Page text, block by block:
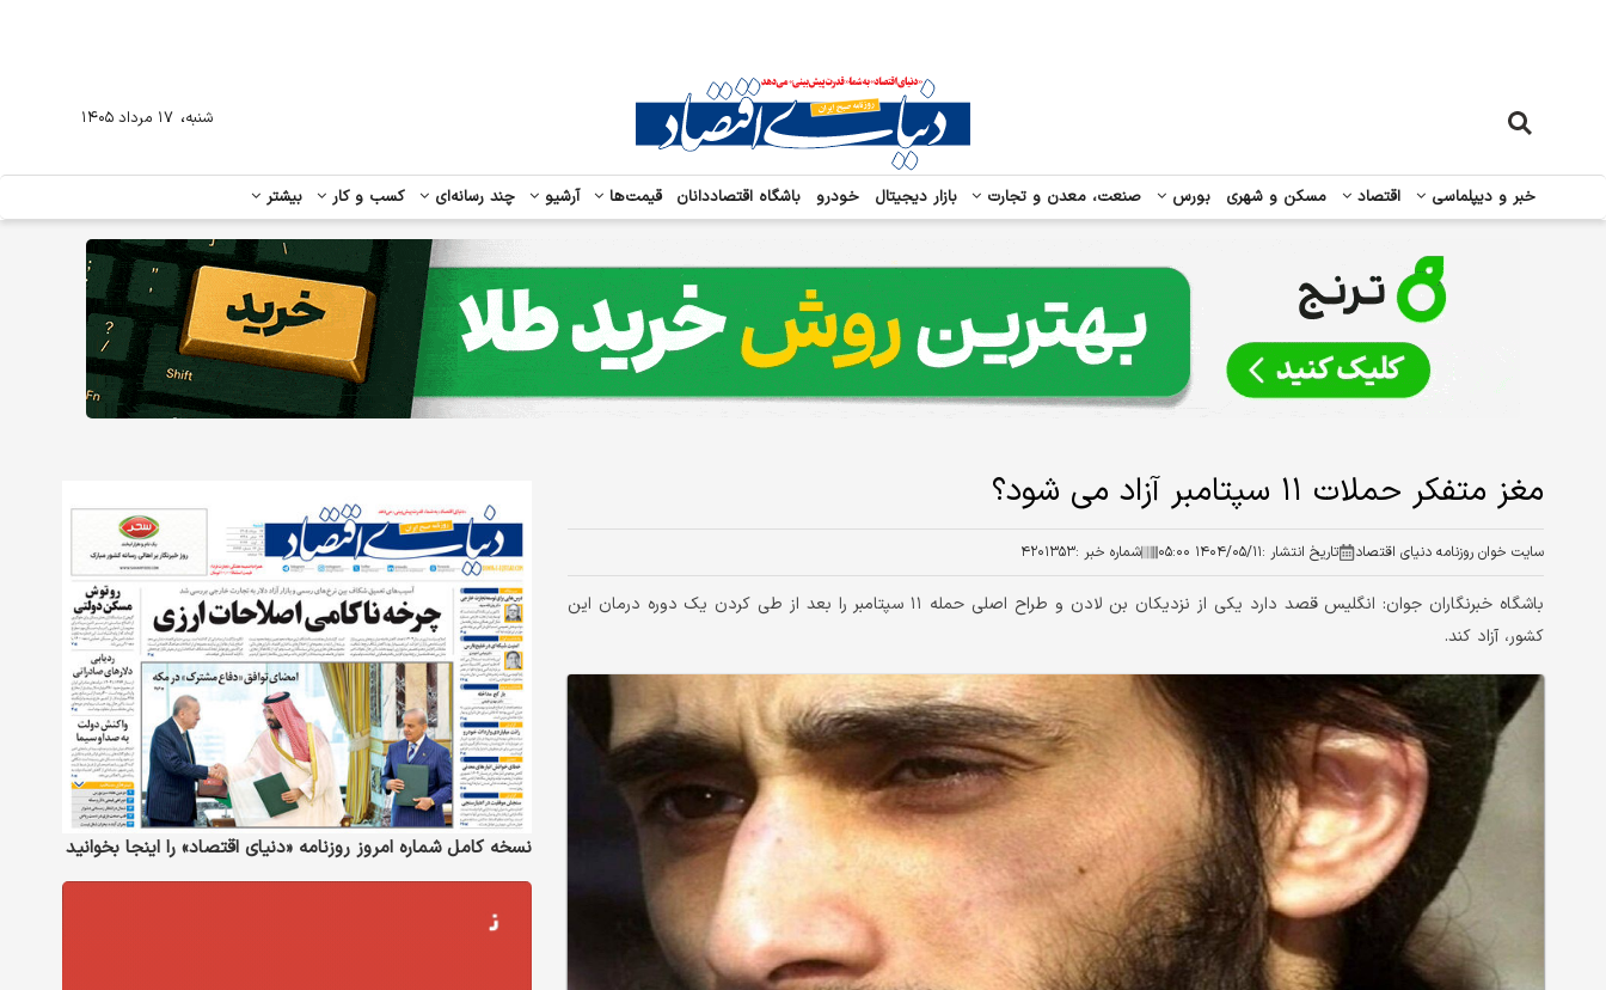
خبر و دیپلماسی اقتصاد مسکن و شهری بورس صنعت، معدن و تجارت بازار دیجیتال خودرو باشگاه اقتصاددانان قیمت‌ها آرشیو چند رسانه‌ای کسب و کار بیشتر
شنبه، ۱۷ مرداد ۱۴۰۵
مغز متفکر حملات ۱۱ سپتامبر آزاد می شود؟
سایت خوان روزنامه دنیای اقتصاد تاریخ انتشار :۱۴۰۴/۰۵/۱۱ ۰۵:۰۰ شماره خبر :۴۲۰۱۳۵۳
باشگاه خبرنگاران جوان: انگلیس قصد دارد یکی از نزدیکان بن لادن و طراح اصلی حمله ۱۱ سپتامبر را بعد از طی کردن یک دوره درمان این
کشور، آزاد کند.
نسخه کامل شماره امروز روزنامه «دنیای‌ اقتصاد» را اینجا بخوانید